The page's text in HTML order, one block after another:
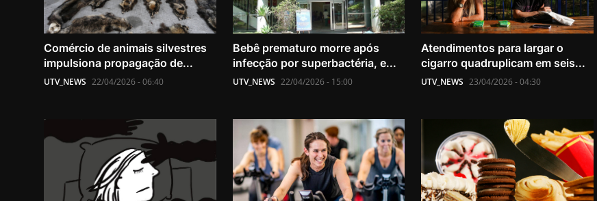
Comércio de animais silvestres
impulsiona propagação de...
UTV_NEWS 22/04/2026 - 06:40
Bebê prematuro morre após
infecção por superbactéria, e...
UTV_NEWS 22/04/2026 - 15:00
Atendimentos para largar o
cigarro quadruplicam em seis...
UTV_NEWS 23/04/2026 - 04:30